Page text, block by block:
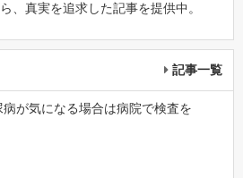
、真実を追求した記事を提供中。
記事一覧
病が気になる場合は病院で検査を